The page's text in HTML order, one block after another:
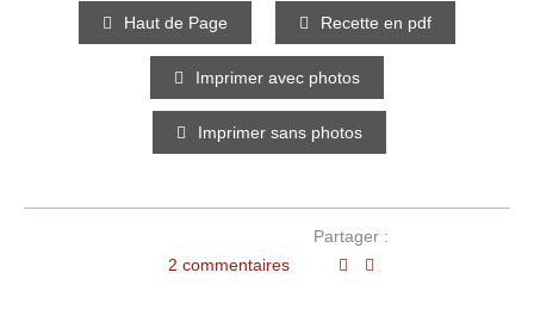
Haut de Page Recette en pdf
Imprimer avec photos
Imprimer sans photos
2 commentaires
Partager :